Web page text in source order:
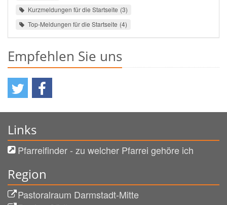
Kurzmeldungen für die Startseite 3
Top-Meldungen für die Startseite 4
Empfehlen Sie uns
Links
Pfarreifinder - zu welcher Pfarrei gehöre ich
Region
Pastoralraum Darmstadt-Mitte